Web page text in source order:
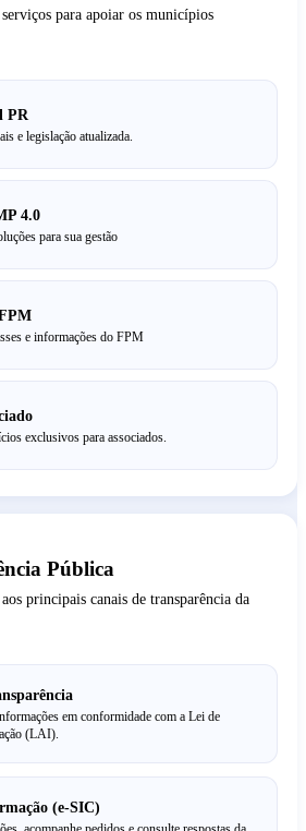
para apoiar os municípios
PR
e legislação atualizada.
4.0
para sua gestão
e informações do FPM
exclusivos para associados.
Pública
principais canais de transparência da
em conformidade com a Lei de
(LAI).
(e-SIC)